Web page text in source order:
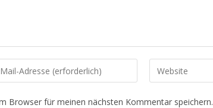
Browser für meinen nächsten Kommentar speichern.